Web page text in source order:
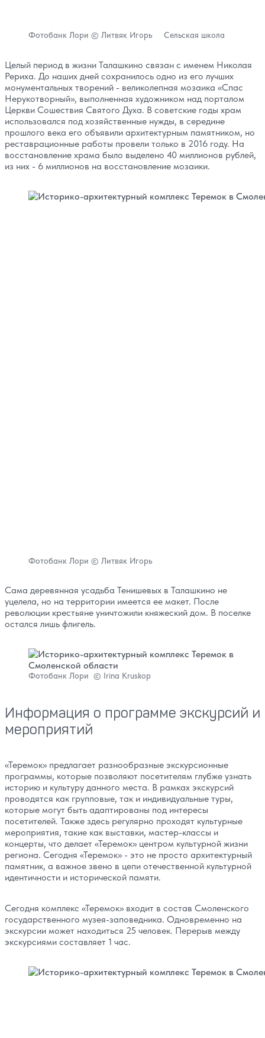
Фотобанк Лори © Литвяк Игорь Сельская школа
Целый период в жизни Талашкино связан с именем Николая
Рериха. До наших дней сохранилось одно из его лучших
монументальных творений - великолепная мозаика «Спас
Нерукотворный», выполненная художником над порталом
Церкви Сошествия Святого Духа. В советские годы храм
использовался под хозяйственные нужды, в середине
прошлого века его объявили архитектурным памятником, но
реставрационные работы провели только в 2016 году. На
восстановление храма было выделено 40 миллионов рублей,
из них - 6 миллионов на восстановление мозаики.
Фотобанк Лори © Литвяк Игорь
Сама деревянная усадьба Тенишевых в Талашкино не
уцелела, но на территории имеется ее макет. После
революции крестьяне уничтожили княжеский дом. В поселке
остался лишь флигель.
Фотобанк Лори © Irina Kruskop
Информация о программе экскурсий и
мероприятий
«Теремок» предлагает разнообразные экскурсионные
программы, которые позволяют посетителям глубже узнать
историю и культуру данного места. В рамках экскурсий
проводятся как групповые, так и индивидуальные туры,
которые могут быть адаптированы под интересы
посетителей. Также здесь регулярно проходят культурные
мероприятия, такие как выставки, мастер-классы и
концерты, что делает «Теремок» центром культурной жизни
региона. Сегодня «Теремок» - это не просто архитектурный
памятник, а важное звено в цепи отечественной культурной
идентичности и исторической памяти.
Сегодня комплекс «Теремок» входит в состав Смоленского
государственного музея-заповедника. Одновременно на
экскурсии может находиться 25 человек. Перерыв между
экскурсиями составляет 1 час.